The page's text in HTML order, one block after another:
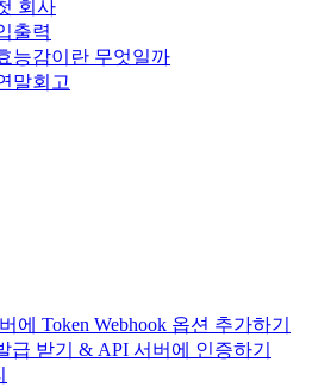
회사
출력
능감이란 무엇일까
말회고
에 Token Webhook 옵션 추가하기
급 받기 & API 서버에 인증하기